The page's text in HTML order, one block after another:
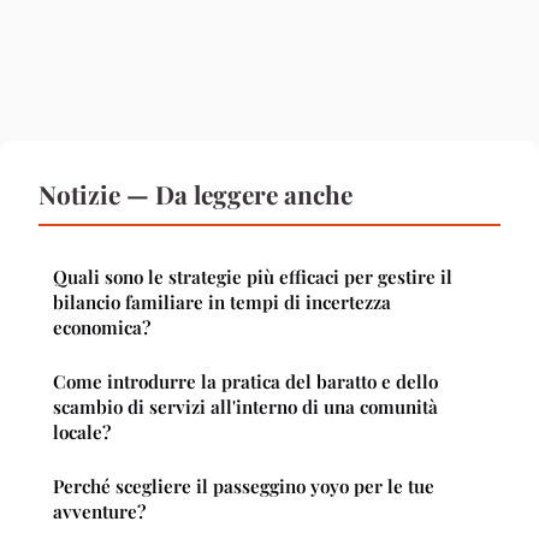
Notizie — Da leggere anche
Quali sono le strategie più efficaci per gestire il
bilancio familiare in tempi di incertezza
economica?
Come introdurre la pratica del baratto e dello
scambio di servizi all'interno di una comunità
locale?
Perché scegliere il passeggino yoyo per le tue
avventure?